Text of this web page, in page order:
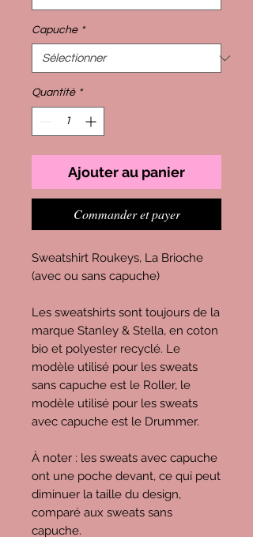
Capuche *
Quantité *
Ajouter au panier
Commander et payer
Sweatshirt Roukeys, La Brioche
(avec ou sans capuche)
Les sweatshirts sont toujours de la
marque Stanley & Stella, en coton
bio et polyester recyclé. Le
modèle utilisé pour les sweats
sans capuche est le Roller, le
modèle utilisé pour les sweats
avec capuche est le Drummer.
À noter : les sweats avec capuche
ont une poche devant, ce qui peut
diminuer la taille du design,
comparé aux sweats sans
capuche.